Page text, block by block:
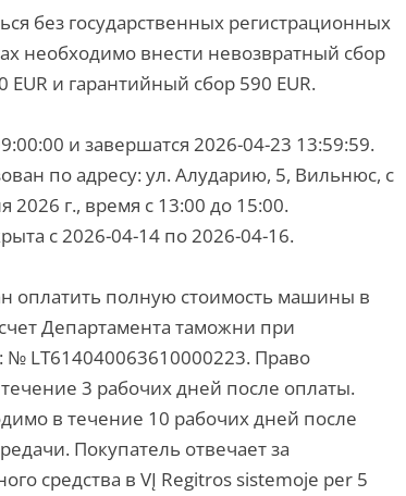
без государственных регистрационных
необходимо внести невозвратный сбор
и гарантийный сбор 590 EUR.
и завершатся 2026-04-23 13:59:59.
по адресу: ул. Алударию, 5, Вильнюс, с
2026 г., время с 13:00 до 15:00.
с 2026-04-14 по 2026-04-16.
оплатить полную стоимость машины в
Департамента таможни при
LT614040063610000223. Право
3 рабочих дней после оплаты.
в течение 10 рабочих дней после
Покупатель отвечает за
средства в VĮ Regitros sistemoje per 5